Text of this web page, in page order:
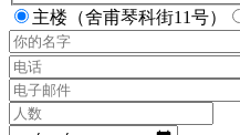
主楼（舍甫琴科街11号）